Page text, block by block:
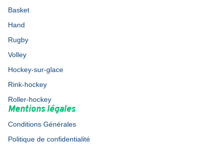
Basket
Hand
Rugby
Volley
Hockey-sur-glace
Rink-hockey
Roller-hockey
Mentions légales
Conditions Générales
Politique de confidentialité